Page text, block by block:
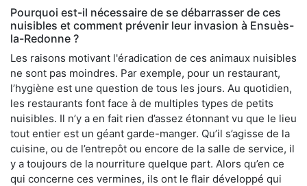
Pourquoi est-il nécessaire de se débarrasser de ces
nuisibles et comment prévenir leur invasion à Ensuès-
la-Redonne ?
Les raisons motivant l'éradication de ces animaux nuisibles
ne sont pas moindres. Par exemple, pour un restaurant,
l’hygiène est une question de tous les jours. Au quotidien,
les restaurants font face à de multiples types de petits
nuisibles. Il n’y a en fait rien d’assez étonnant vu que le lieu
tout entier est un géant garde-manger. Qu’il s’agisse de la
cuisine, ou de l’entrepôt ou encore de la salle de service, il
y a toujours de la nourriture quelque part. Alors qu’en ce
qui concerne ces vermines, ils ont le flair développé qui